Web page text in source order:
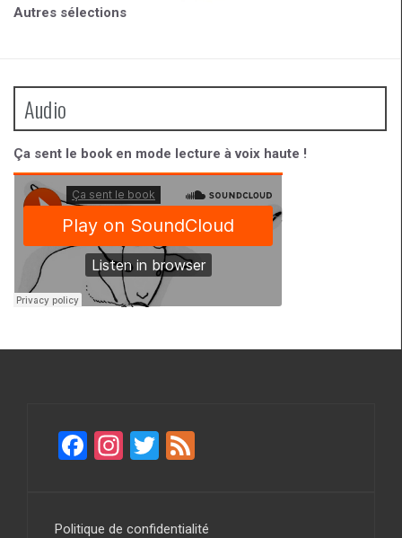
Autres sélections
Audio
Ça sent le book en mode lecture à voix haute !
F
In
T
Politique de confidentialité